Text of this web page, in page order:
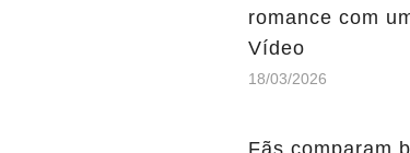
romance com
Vídeo
18/03/2026
Fãs comparam